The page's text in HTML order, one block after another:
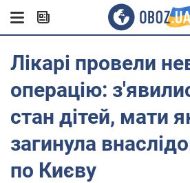
Лікарі провели
операцію:
стан дітей, мати
загинула
по Києву